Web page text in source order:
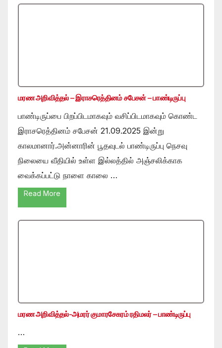
மரண அறிவித்தல் – இராசரெத்தினம் சபேசன் – பாண்டிருப்பு
பாண்டிருப்பை பிறப்பிடமாகவும் வசிப்பிடமாகவும் கொண்ட
இராசரெத்தினம் சபேசன் 21.09.2025 இன்று
காலமானார்.அன்னாரின் பூதவுடல் பாண்டிருப்பு நெசவு
நிலையை வீதியில் உள்ள இல்லத்தில் அஞ்சலிக்காக
வைக்கப்பட்டு நாளை காலை …
Read More
மரண அறிவித்தல்-அமரர் குமாரசேகரம் ரதிமலர் – பாண்டிருப்பு
…